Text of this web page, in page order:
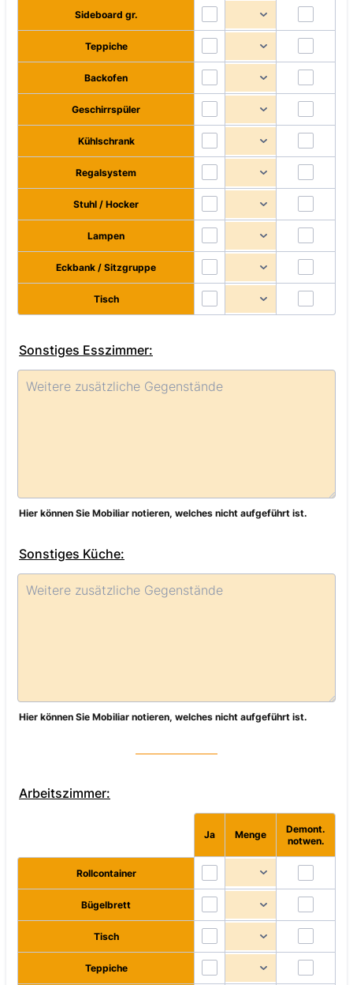
Sideboard gr.
Teppiche
Backofen
Geschirrspüler
Kühlschrank
Regalsystem
Stuhl / Hocker
Lampen
Eckbank / Sitzgruppe
Tisch
Sonstiges Esszimmer:
Hier können Sie Mobiliar notieren, welches nicht aufgeführt ist.
Sonstiges Küche:
Hier können Sie Mobiliar notieren, welches nicht aufgeführt ist.
Arbeitszimmer:
Ja Menge
Demont.
notwen.
Rollcontainer
Bügelbrett
Tisch
Teppiche